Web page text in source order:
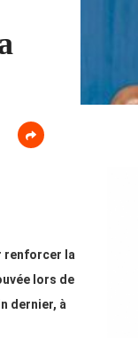
renforcer la
lors de
dernier, à